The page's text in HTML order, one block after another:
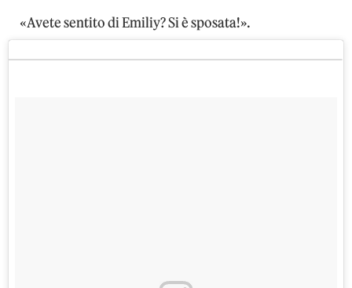
«Avete sentito di Emiliy? Si è sposata!».